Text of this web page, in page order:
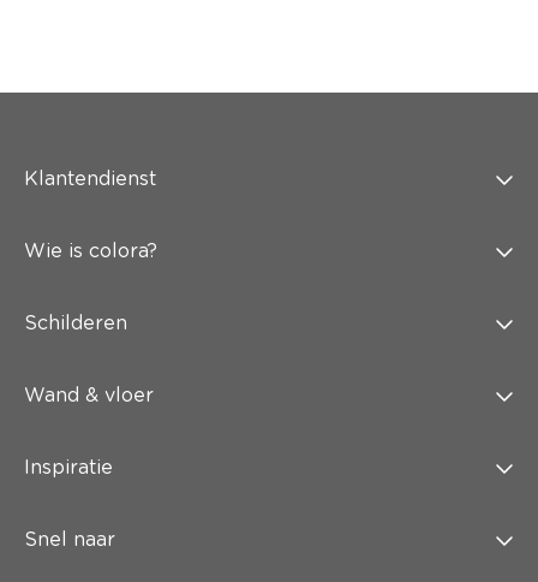
Klantendienst
Wie is colora?
Schilderen
Wand & vloer
Inspiratie
Snel naar